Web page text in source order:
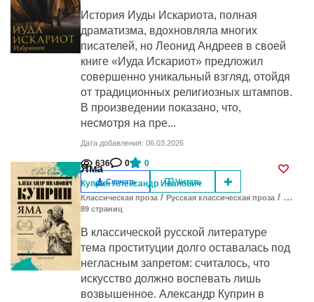
История Иуды Искариота, полная
драматизма, вдохновляла многих
писателей, но Леонид Андреев в своей
книге «Иуда Искариот» предложил
совершенно уникальный взгляд, отойдя
от традиционных религиозных штампов.
В произведении показано, что,
несмотря на пре...
Дата добавления: 06.03.2026
636 0 0
Скачать Читать
Яма
Куприн Александр Иванович
Классическая проза / Русская классическая проза / Проза
89 cтраниц
В классической русской литературе
тема проституции долго оставалась под
негласным запретом: считалось, что
искусство должно воспевать лишь
возвышенное. Александр Куприн в